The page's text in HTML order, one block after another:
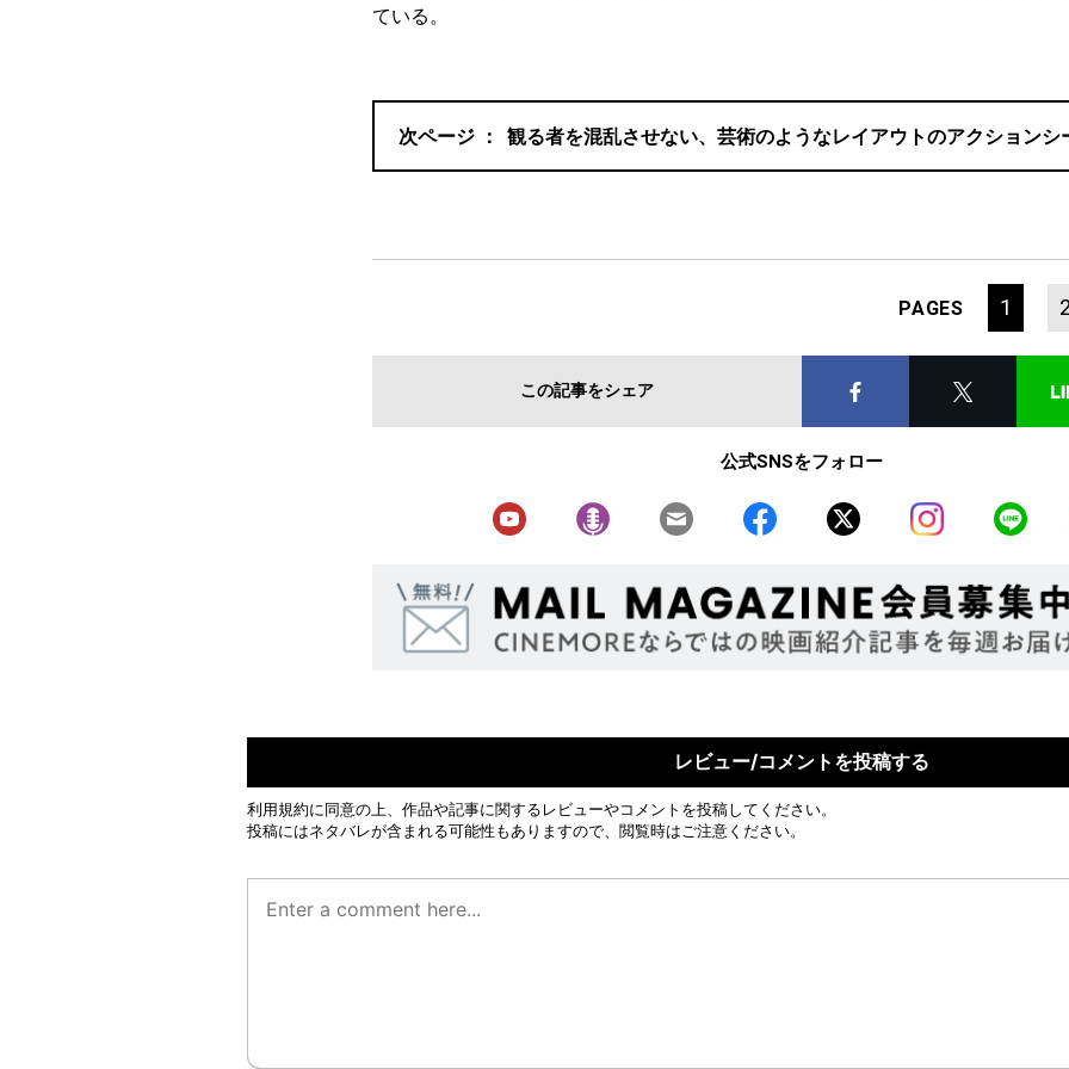
ている。
観る者を混乱させない、芸術のようなレイアウトのアクションシ
PAGES 1 2
この記事をシェア
公式SNSをフォロー
レビュー/コメントを投稿する
利用規約に同意の上、作品や記事に関するレビューやコメントを投稿してください。
投稿にはネタバレが含まれる可能性もありますので、閲覧時はご注意ください。